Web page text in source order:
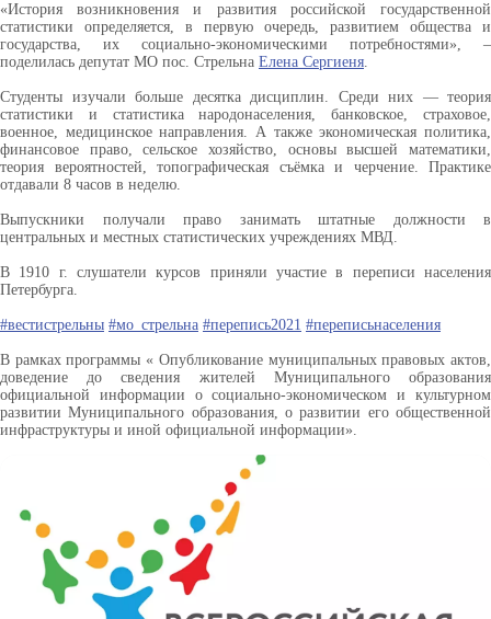
«История возникновения и развития российской государственной
статистики определяется, в первую очередь, развитием общества и
государства, их социально-экономическими потребностями», –
поделилась депутат МО пос. Стрельна Елена Сергиеня.
Студенты изучали больше десятка дисциплин. Среди них — теория
статистики и статистика народонаселения, банковское, страховое,
военное, медицинское направления. А также экономическая политика,
финансовое право, сельское хозяйство, основы высшей математики,
теория вероятностей, топографическая съёмка и черчение. Практике
отдавали 8 часов в неделю.
Выпускники получали право занимать штатные должности в
центральных и местных статистических учреждениях МВД.
В 1910 г. слушатели курсов приняли участие в переписи населения
Петербурга.
#вестистрельны #мо_стрельна #перепись2021 #переписьнаселения
В рамках программы « Опубликование муниципальных правовых актов,
доведение до сведения жителей Муниципального образования
официальной информации о социально-экономическом и культурном
развитии Муниципального образования, о развитии его общественной
инфраструктуры и иной официальной информации».